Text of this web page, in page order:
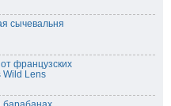
сычевальня
французских
Wild Lens